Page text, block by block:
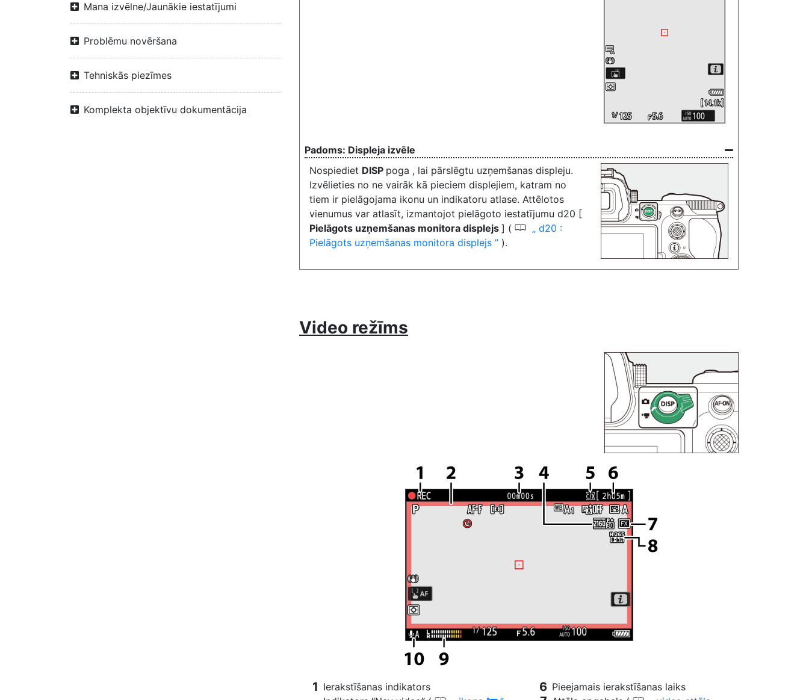
Mana izvēlne/Jaunākie iestatījumi
Problēmu novēršana
Tehniskās piezīmes
Komplekta objektīvu dokumentācija
Displeja izvēle
Nospiediet DISP poga , lai pārslēgtu uzņemšanas displeju.
Izvēlieties no ne vairāk kā pieciem displejiem, katram no
tiem ir pielāgojama ikonu un indikatoru atlase. Attēlotos
vienumus var atlasīt, izmantojot pielāgoto iestatījumu d20 [
Pielāgots uzņemšanas monitora displejs ] ( 0
d20 :
Pielāgots uzņemšanas monitora displejs
).
Video režīms
Ierakstīšanas indikators
Pieejamais ierakstīšanas laiks